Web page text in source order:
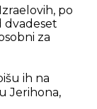
po
dvadeset
za
ih na
Jerihona,